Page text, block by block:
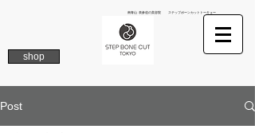
南青山 表参道の美容院 ステップボーンカットトーキョー
shop
Post